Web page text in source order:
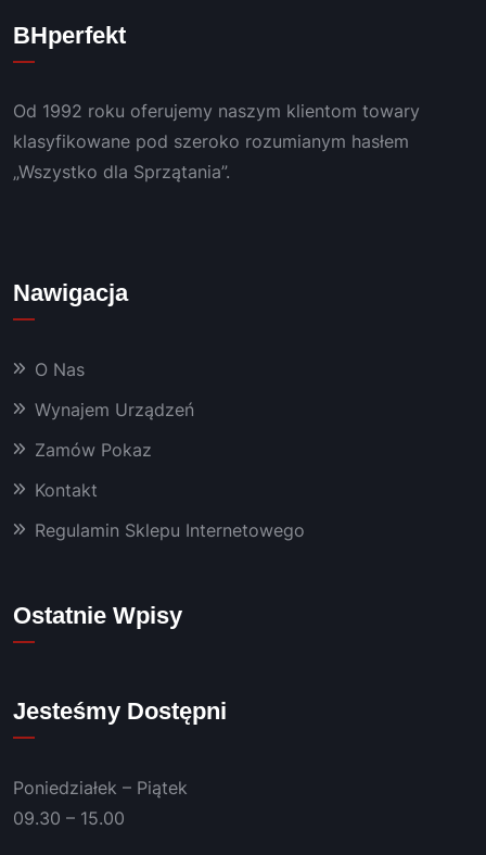
BHperfekt
Od 1992 roku oferujemy naszym klientom towary
klasyfikowane pod szeroko rozumianym hasłem
„Wszystko dla Sprzątania”.
Nawigacja
O Nas
Wynajem Urządzeń
Zamów Pokaz
Kontakt
Regulamin Sklepu Internetowego
Ostatnie Wpisy
Jesteśmy Dostępni
Poniedziałek – Piątek
09.30 – 15.00